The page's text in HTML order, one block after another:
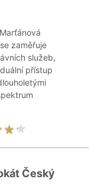
zaměřuje
služeb,
přístup
Český